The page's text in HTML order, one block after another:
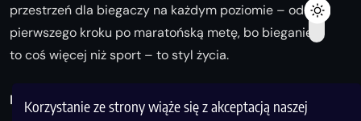
Korzystanie ze strony wiąże się z akceptacją naszej
przestrzeń dla biegaczy na każdym poziomie – od
pierwszego kroku po maratońską metę, bo bieganie
to coś więcej niż sport – to styl życia.
Biegaj z nami i odkrywaj swoją najlepszą wersję!